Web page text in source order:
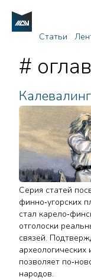
Статьи
#
Калевалинг
Серия статей
финно‑угорских
стал
отголоски
связей.
археологических
позволяет
народов.